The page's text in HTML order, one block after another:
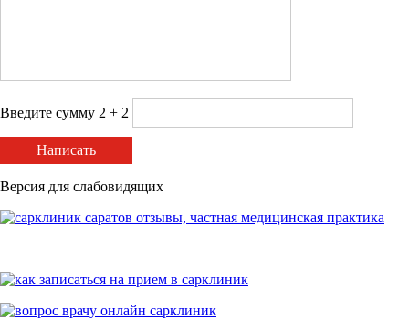
Введите сумму 2 + 2
Написать
Версия для слабовидящих